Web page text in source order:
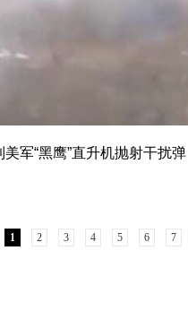
“黑鹰”直升机抛射干扰弹
1 2 3 4 5 6 7